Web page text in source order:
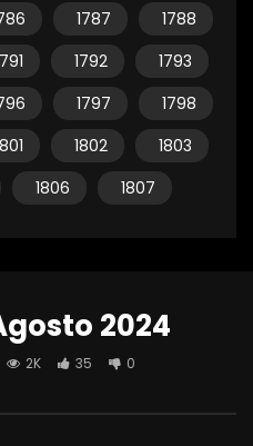
1787
1788
1792
1793
1797
1798
1802
1803
1806 1807
2024
2K 35 0